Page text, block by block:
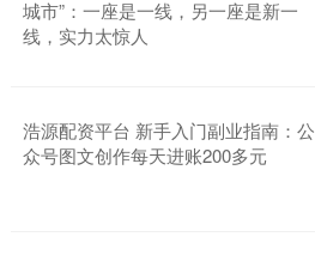
城市”：一座是一线，另一座是新一
线，实力太惊人
浩源配资平台 新手入门副业指南：公
众号图文创作每天进账200多元